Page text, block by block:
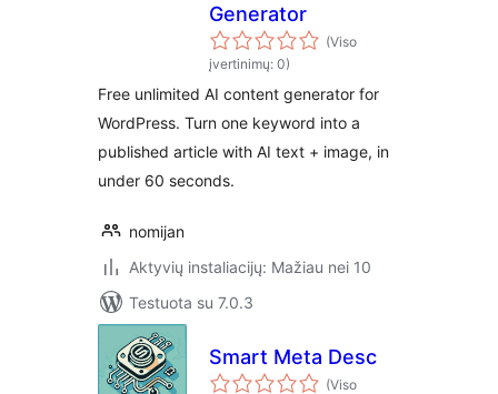
Generator
(Viso
įvertinimų: 0)
Free unlimited AI content generator for
WordPress. Turn one keyword into a
published article with AI text + image, in
under 60 seconds.
nomijan
Aktyvių instaliacijų: Mažiau nei 10
Testuota su 7.0.3
Smart Meta Desc
(Viso